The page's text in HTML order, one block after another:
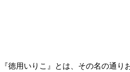
『徳用いりこ』とは、その名の通り